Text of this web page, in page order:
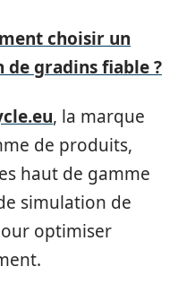
choisir un
gradins fiable ?
, la marque
de produits,
haut de gamme
simulation de
optimiser